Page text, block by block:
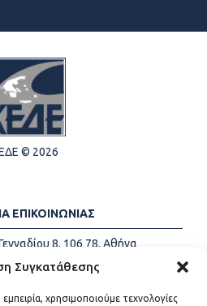
Συγκατάθεσης
χρησιμοποιούμε τεχνολογίες
© 2026
ΕΠΙΚΟΙΝΩΝΙΑΣ
8, 106 78, Αθήνα
+30 213-2147500
info@kede.gr